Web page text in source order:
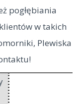
pogłębiania
w takich
Plewiska